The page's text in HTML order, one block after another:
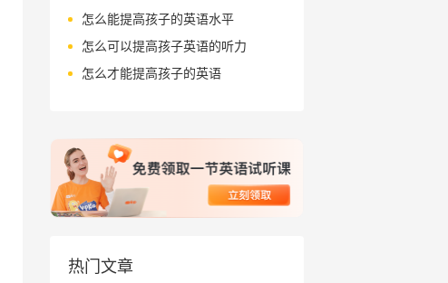
怎么能提高孩子的英语水平
怎么可以提高孩子英语的听力
怎么才能提高孩子的英语
热门文章